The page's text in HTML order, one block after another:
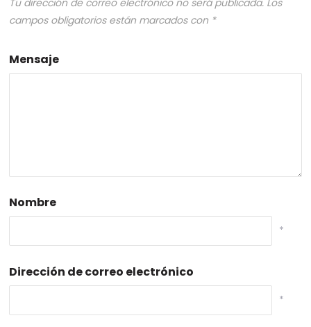
Tu dirección de correo electrónico no será publicada. Los
campos obligatorios están marcados con *
Mensaje
Nombre
*
Dirección de correo electrónico
*